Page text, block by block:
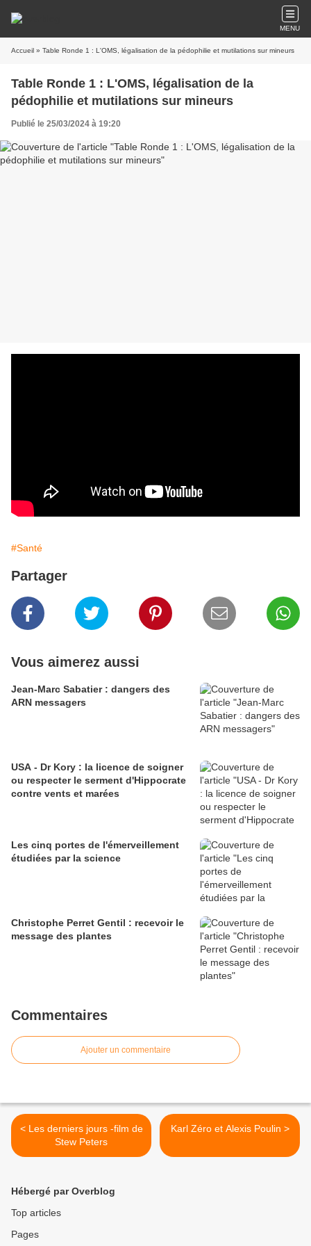
MENU
Accueil » Table Ronde 1 : L'OMS, légalisation de la pédophilie et mutilations sur mineurs
Table Ronde 1 : L'OMS, légalisation de la
pédophilie et mutilations sur mineurs
Publié le 25/03/2024 à 19:20
#Santé
Partager
Vous aimerez aussi
Jean-Marc Sabatier : dangers des
ARN messagers
USA - Dr Kory : la licence de soigner
ou respecter le serment d'Hippocrate
contre vents et marées
Les cinq portes de l'émerveillement
étudiées par la science
Christophe Perret Gentil : recevoir le
message des plantes
Commentaires
Ajouter un commentaire
< Les derniers jours -film de
Stew Peters
Karl Zéro et Alexis Poulin >
Hébergé par Overblog
Top articles
Pages